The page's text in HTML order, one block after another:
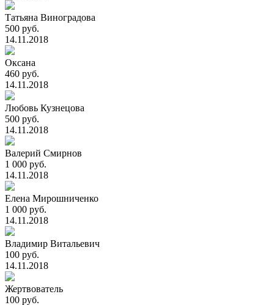
Татьяна Виноградова
500 руб.
14.11.2018
Оксана
460 руб.
14.11.2018
Любовь Кузнецова
500 руб.
14.11.2018
Валерий Смирнов
1 000 руб.
14.11.2018
Елена Мирошниченко
1 000 руб.
14.11.2018
Владимир Витальевич
100 руб.
14.11.2018
Жертвователь
100 руб.